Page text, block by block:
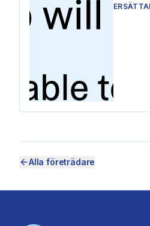
Alla företrädare